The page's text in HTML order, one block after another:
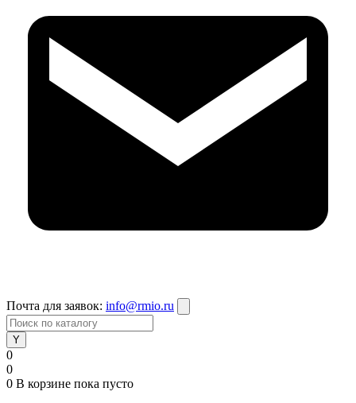
Почта для заявок: info@rmio.ru
0
0
0 В корзине пока пусто